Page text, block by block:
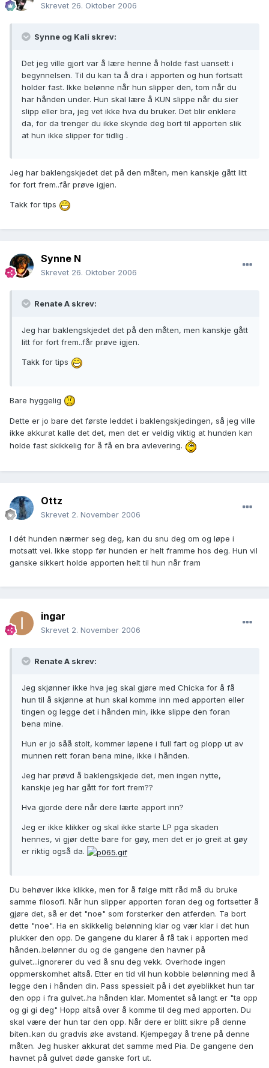
Skrevet 26. Oktober 2006
Synne og Kali skrev:
Det jeg ville gjort var å lære henne å holde fast uansett i
begynnelsen. Til du kan ta å dra i apporten og hun fortsatt
holder fast. Ikke belønne når hun slipper den, tom når du
har hånden under. Hun skal lære å KUN slippe når du sier
slipp eller bra, jeg vet ikke hva du bruker. Det blir enklere
da, for da trenger du ikke skynde deg bort til apporten slik
at hun ikke slipper for tidlig .
Jeg har baklengskjedet det på den måten, men kanskje gått litt
for fort frem..får prøve igjen.
Takk for tips
Synne N
Skrevet 26. Oktober 2006
Renate A skrev:
Jeg har baklengskjedet det på den måten, men kanskje gått
litt for fort frem..får prøve igjen.
Takk for tips
Bare hyggelig
Dette er jo bare det første leddet i baklengskjedingen, så jeg ville
ikke akkurat kalle det det, men det er veldig viktig at hunden kan
holde fast skikkelig for å få en bra avlevering.
Ottz
Skrevet 2. November 2006
I dét hunden nærmer seg deg, kan du snu deg om og løpe i
motsatt vei. Ikke stopp før hunden er helt framme hos deg. Hun vil
ganske sikkert holde apporten helt til hun når fram
ingar
Skrevet 2. November 2006
Renate A skrev:
Jeg skjønner ikke hva jeg skal gjøre med Chicka for å få
hun til å skjønne at hun skal komme inn med apporten eller
tingen og legge det i hånden min, ikke slippe den foran
bena mine.
Hun er jo såå stolt, kommer løpene i full fart og plopp ut av
munnen rett foran bena mine, ikke i hånden.
Jeg har prøvd å baklengskjede det, men ingen nytte,
kanskje jeg har gått for fort frem??
Hva gjorde dere når dere lærte apport inn?
Jeg er ikke klikker og skal ikke starte LP pga skaden
hennes, vi gjør dette bare for gøy, men det er jo greit at gøy
er riktig også da.
Du behøver ikke klikke, men for å følge mitt råd må du bruke
samme filosofi. Når hun slipper apporten foran deg og fortsetter å
gjøre det, så er det "noe" som forsterker den atferden. Ta bort
dette "noe". Ha en skikkelig belønning klar og vær klar i det hun
plukker den opp. De gangene du klarer å få tak i apporten med
hånden..belønner du og de gangene den havner på
gulvet...ignorerer du ved å snu deg vekk. Overhode ingen
oppmerskomhet altså. Etter en tid vil hun kobble belønning med å
legge den i hånden din. Pass spessielt på i det øyeblikket hun tar
den opp i fra gulvet..ha hånden klar. Momentet så langt er "ta opp
og gi gi deg" Hopp altså over å komme til deg med apporten. Du
skal være der hun tar den opp. Når dere er blitt sikre på denne
biten..kan du gradvis øke avstand. Kjempegøy å trene på denne
måten. Jeg husker akkurat det samme med Pia. De gangene den
havnet på gulvet døde ganske fort ut.